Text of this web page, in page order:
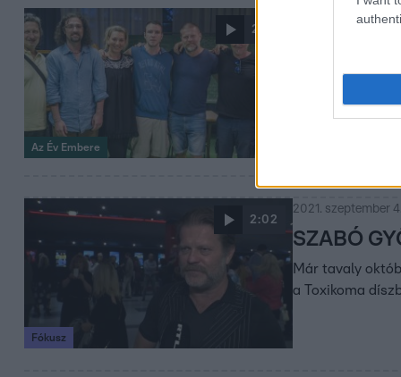
2:57
Az Év Embere
2021. december
Szabó Győző
kilenc éve
legsikeresebb
változtattak az
2:02
Fókusz
2021. szeptember
SZABÓ
Már tavaly
a Toxikoma